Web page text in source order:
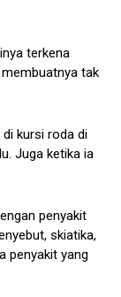
terkena
tak
kursi roda di
Juga ketika ia
penyakit
skiatika,
penyakit yang